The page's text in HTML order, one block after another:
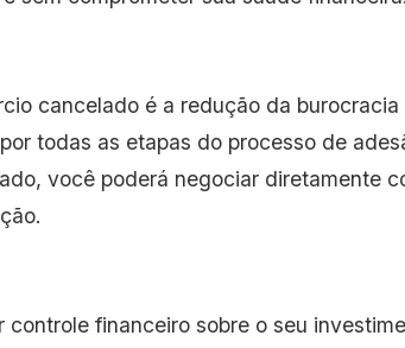
cancelado é a redução da
todas as etapas do processo de
você poderá negociar diretamente
financeiro sobre o seu